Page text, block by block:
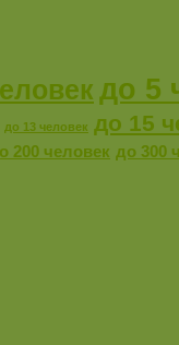
до 5
до 13 человек до 15
200 человек до 300